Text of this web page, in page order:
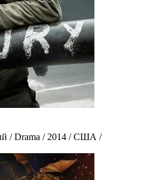
/ Drama / 2014 / США /